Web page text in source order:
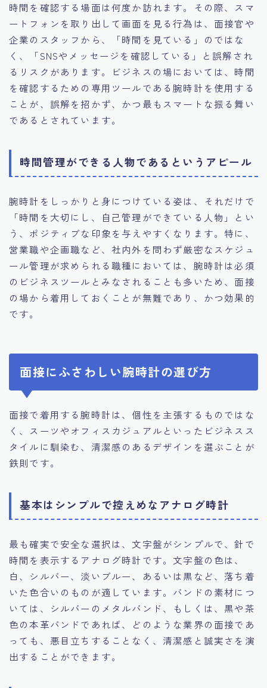
時間を確認する場面は何度か訪れます。その際、スマ
ートフォンを取り出して画面を見る行為は、面接官や
企業のスタッフから、「時間を見ている」のではな
く、「SNSやメッセージを確認している」と誤解され
るリスクがあります。ビジネスの場においては、時間
を確認するための専用ツールである腕時計を使用する
ことが、誤解を招かず、かつ最もスマートな振る舞い
であるとされています。
時間管理ができる人物であるというアピール
腕時計をしっかりと身につけている姿は、それだけで
「時間を大切にし、自己管理ができている人物」とい
う、ポジティブな印象を与えやすくなります。特に、
営業職や企画職など、社内外を問わず厳密なスケジュ
ール管理が求められる職種においては、腕時計は必須
のビジネスツールとみなされることも多いため、面接
の場から着用しておくことが無難であり、かつ効果的
です。
面接にふさわしい腕時計の選び方
面接で着用する腕時計は、個性を主張するものではな
く、スーツやオフィスカジュアルといったビジネスス
タイルに馴染む、清潔感のあるデザインを選ぶことが
鉄則です。
基本はシンプルで控えめなアナログ時計
最も確実で安全な選択は、文字盤がシンプルで、針で
時間を表示するアナログ時計です。文字盤の色は、
白、シルバー、淡いブルー、あるいは黒など、落ち着
いた色合いのものが適しています。バンドの素材につ
いては、シルバーのメタルバンド、もしくは、黒や茶
色の本革バンドであれば、どのような業界の面接であ
っても、悪目立ちすることなく、清潔感と誠実さを演
出することができます。